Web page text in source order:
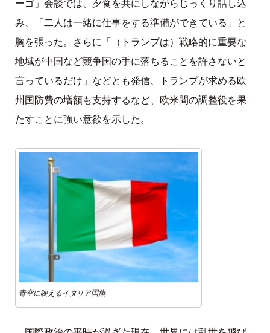
ーゴ」会談では、夕食を共にしながらじっくり話し込
み、「二人は一緒に仕事をする準備ができている」と
胸を張った。さらに「（トランプは）戦略的に重要な
地域が中国など競争国の手に落ちることを許さないと
言っているだけ」などとも発信、トランプが求める欧
州国防費の増額も支持するなど、欧米間の調整役を果
たすことに強い意欲を示した。
青空に映えるイタリア国旗